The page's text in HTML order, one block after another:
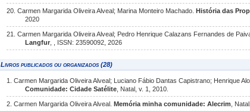
20. Carmen Margarida Oliveira Alveal; Marina Monteiro Machado. História das
2020
21. Carmen Margarida Oliveira Alveal; Pedro Henrique Calazans Fernandes de
Langfur , , ISSN: 23590092, 2026
Livros publicados ou organizados (28)
1. Carmen Margarida Oliveira Alveal; Luciano Fábio Dantas Capistrano; Henrique
Comunidade: Cidade Satélite , Natal, v. 1, 2010.
2. Carmen Margarida Oliveira Alveal. Memória minha comunidade: Alecrim ,